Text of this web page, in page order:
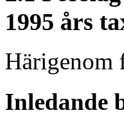
1995 års
Härigenom
Inledande